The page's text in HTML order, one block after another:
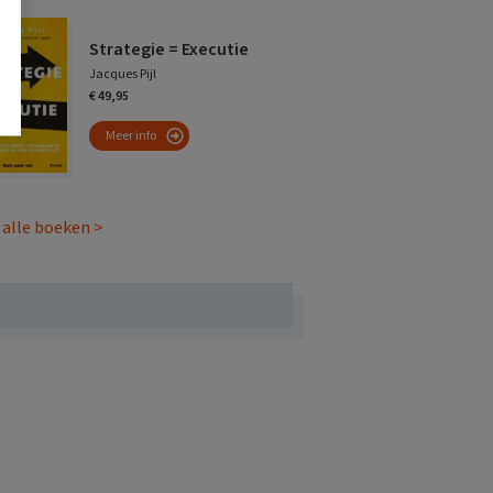
Strategie = Executie
Jacques Pijl
€ 49,95
Meer info
boeken >